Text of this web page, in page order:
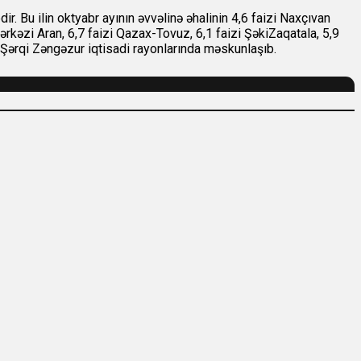
Bu ilin oktyabr ayının əvvəlinə əhalinin 4,6 faizi Naxçıvan
Aran, 6,7 faizi Qazax-Tovuz, 6,1 faizi ŞəkiZaqatala, 5,9
Zəngəzur iqtisadi rayonlarında məskunlaşıb.